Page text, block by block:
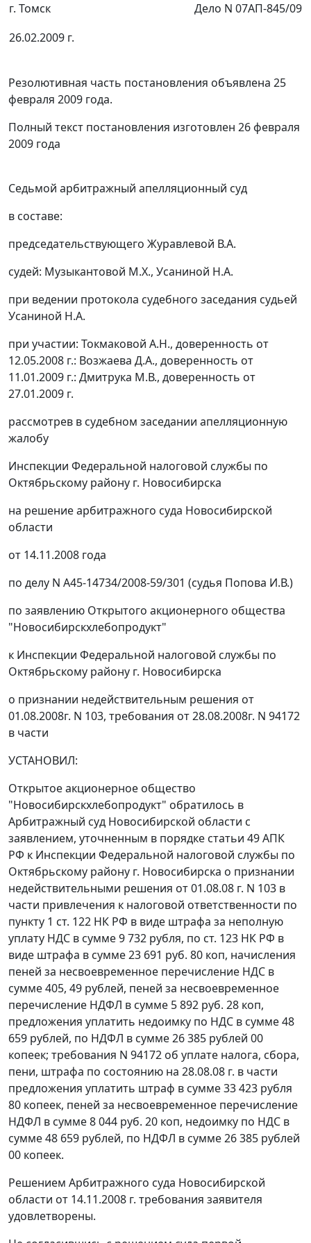
г. Томск
Дело N 07АП-845/09
26.02.2009 г.
Резолютивная часть постановления объявлена 25
февраля 2009 года.
Полный текст постановления изготовлен 26 февраля
2009 года
Седьмой арбитражный апелляционный суд
в составе:
председательствующего Журавлевой В.А.
судей: Музыкантовой М.Х., Усаниной Н.А.
при ведении протокола судебного заседания судьей
Усаниной Н.А.
при участии: Токмаковой А.Н., доверенность от
12.05.2008 г.: Возжаева Д.А., доверенность от
11.01.2009 г.: Дмитрука М.В., доверенность от
27.01.2009 г.
рассмотрев в судебном заседании апелляционную
жалобу
Инспекции Федеральной налоговой службы по
Октябрьскому району г. Новосибирска
на решение арбитражного суда Новосибирской
области
от 14.11.2008 года
по делу N А45-14734/2008-59/301 (судья Попова И.В.)
по заявлению Открытого акционерного общества
"Новосибирскхлебопродукт"
к Инспекции Федеральной налоговой службы по
Октябрьскому району г. Новосибирска
о признании недействительным решения от
01.08.2008г. N 103, требования от 28.08.2008г. N 94172
в части
УСТАНОВИЛ:
Открытое акционерное общество
"Новосибирскхлебопродукт" обратилось в
Арбитражный суд Новосибирской области с
заявлением, уточненным в порядке статьи 49АПК
РФ к Инспекции Федеральной налоговой службы по
Октябрьскому району г. Новосибирска о признании
недействительными решения от 01.08.08 г. N 103 в
части привлечения к налоговой ответственности по
пункту 1 ст. 122 НК РФ в виде штрафа за неполную
уплату НДС в сумме 9 732 рубля, по ст. 123 НК РФ в
виде штрафа в сумме 23 691 руб. 80 коп, начисления
пеней за несвоевременное перечисление НДС в
сумме 405, 49 рублей, пеней за несвоевременное
перечисление НДФЛ в сумме 5 892 руб. 28 коп,
предложения уплатить недоимку по НДС в сумме 48
659 рублей, по НДФЛ в сумме 26 385 рублей 00
копеек; требования N 94172 об уплате налога, сбора,
пени, штрафа по состоянию на 28.08.08 г. в части
предложения уплатить штраф в сумме 33 423 рубля
80 копеек, пеней за несвоевременное перечисление
НДФЛ в сумме 8 044 руб. 20 коп, недоимку по НДС в
сумме 48 659 рублей, по НДФЛ в сумме 26 385 рублей
00 копеек.
Решением Арбитражного суда Новосибирской
области от 14.11.2008 г. требования заявителя
удовлетворены.